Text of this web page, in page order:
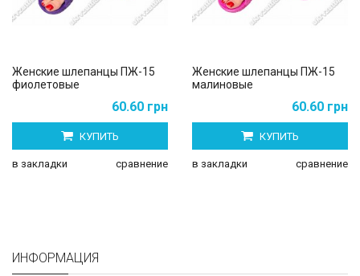
Женские шлепанцы ПЖ-15
фиолетовые
60.60 грн
КУПИТЬ
в закладки сравнение
Женские шлепанцы ПЖ-15
малиновые
60.60 грн
КУПИТЬ
в закладки сравнение
ИНФОРМАЦИЯ